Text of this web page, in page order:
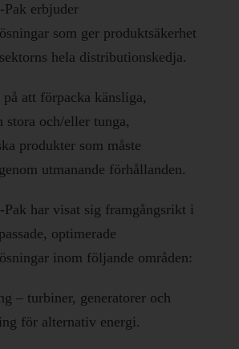
erbjuder
som ger produktsäkerhet
hela distributionskedja.
att förpacka känsliga,
stora och/eller tunga,
produkter som måste
utmanande förhållanden.
har visat sig framgångsrikt i
optimerade
inom följande områden:
– turbiner, generatorer och
för alternativ energi.